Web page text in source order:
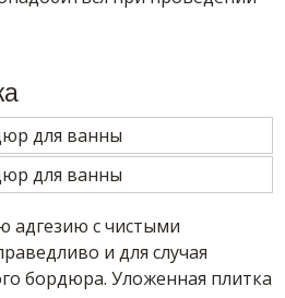
адгезию с чистыми
и для случая
бордюра. Уложенная плитка